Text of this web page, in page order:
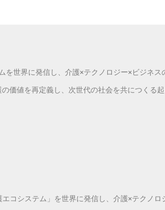
を世界に発信し、介護×テクノロジー×ビジネ
価値を再定義し、次世代の社会を共につくる
エコシステム」を世界に発信し、介護×テクノ